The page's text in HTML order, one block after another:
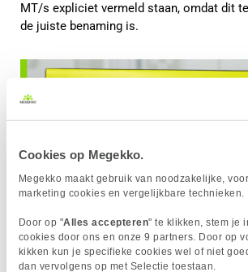
Cookies op Megekko.
Megekko maakt gebruik van noodzakelijke,
marketing cookies en vergelijkbare technieken.
Door op "Alles accepteren" te klikken, stem je
cookies door ons en onze 9 partners. Door op
kikken kun je specifieke cookies wel of niet
dan vervolgens op met Selectie toestaan.
MT/s expliciet vermeld staan, omdat dit
de juiste benaming is.